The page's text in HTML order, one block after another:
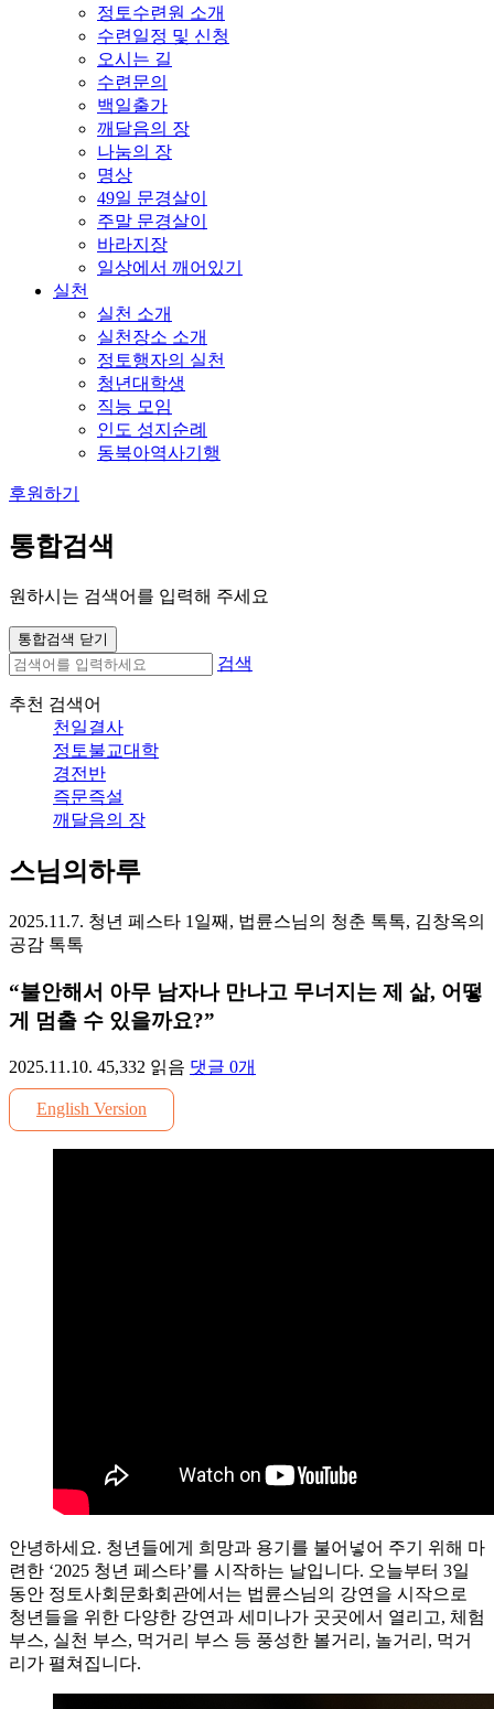
정토수련원 소개
수련일정 및 신청
오시는 길
수련문의
백일출가
깨달음의 장
나눔의 장
명상
49일 문경살이
주말 문경살이
바라지장
일상에서 깨어있기
실천
실천 소개
실천장소 소개
정토행자의 실천
청년대학생
직능 모임
인도 성지순례
동북아역사기행
후원하기
통합검색
원하시는 검색어를 입력해 주세요
통합검색 닫기
검색
추천 검색어
천일결사
정토불교대학
경전반
즉문즉설
깨달음의 장
스님의하루
2025.11.7. 청년 페스타 1일째, 법륜스님의 청춘 톡톡, 김창옥의
공감 톡톡
“불안해서 아무 남자나 만나고 무너지는 제 삶, 어떻
게 멈출 수 있을까요?”
2025.11.10. 45,332 읽음 댓글 0개
English Version
안녕하세요. 청년들에게 희망과 용기를 불어넣어 주기 위해 마
련한 ‘2025 청년 페스타’를 시작하는 날입니다. 오늘부터 3일
동안 정토사회문화회관에서는 법륜스님의 강연을 시작으로
청년들을 위한 다양한 강연과 세미나가 곳곳에서 열리고, 체험
부스, 실천 부스, 먹거리 부스 등 풍성한 볼거리, 놀거리, 먹거
리가 펼쳐집니다.